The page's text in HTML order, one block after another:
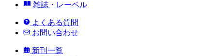
雑誌・レーベル
よくある質問
お問い合わせ
新刊一覧